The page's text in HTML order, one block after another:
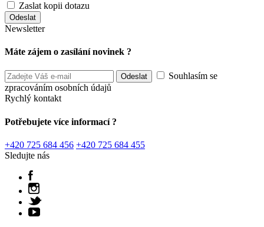
Zaslat kopii dotazu
Newsletter
Máte zájem o zasílání novinek ?
Souhlasím se
zpracováním osobních údajů
Rychlý kontakt
Potřebujete více informací ?
+420 725 684 456 +420 725 684 455
Sledujte nás